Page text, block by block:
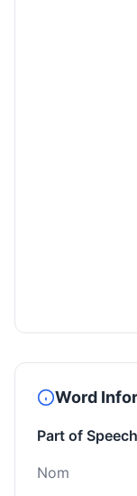
Word
Part of
Nom